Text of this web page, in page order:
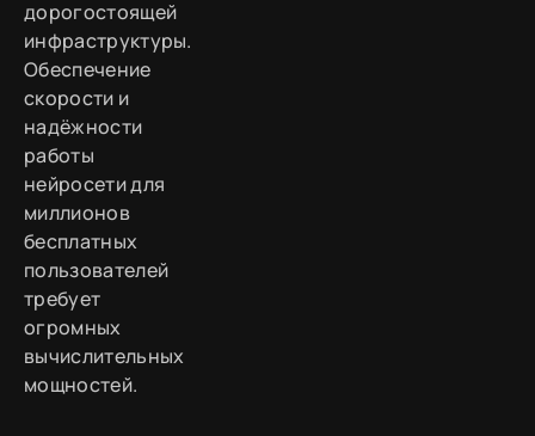
дорогостоящей
инфраструктуры.
Обеспечение
скорости и
надёжности
работы
нейросети для
миллионов
бесплатных
пользователей
требует
огромных
вычислительных
мощностей.